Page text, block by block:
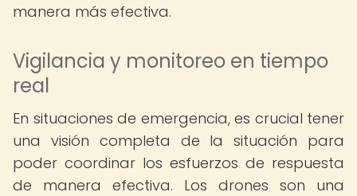
manera más efectiva.
Vigilancia y monitoreo en tiempo
real
En situaciones de emergencia, es crucial tener
una visión completa de la situación para
poder coordinar los esfuerzos de respuesta
de manera efectiva. Los drones son una